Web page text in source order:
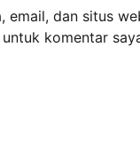
email, dan situs
komentar